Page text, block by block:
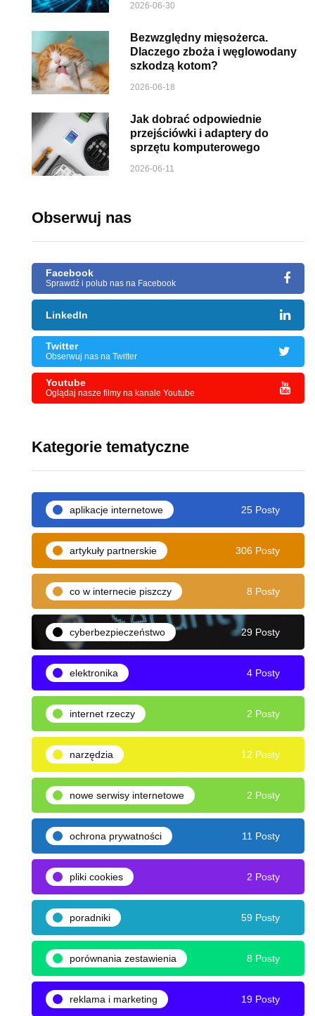
2026-06-30
Bezwzględny mięsożerca.
Dlaczego zboża i węglowodany
szkodzą kotom?
2026-06-18
Jak dobrać odpowiednie
przejściówki i adaptery do
sprzętu komputerowego
2026-06-11
Obserwuj nas
Facebook
Sprawdź i polub nas na Facebook
LinkedIn
Twitter
Obserwuj nas na Twitter
Youtube
Oglądaj nasze filmy na kanale Youtube
Kategorie tematyczne
aplikacje internetowe 25 Posty
artykuły partnerskie 306 Posty
co w internecie piszczy 8 Posty
cyberbezpieczeństwo 29 Posty
elektronika 4 Posty
internet rzeczy 2 Posty
narzędzia 12 Posty
nowe serwisy internetowe 2 Posty
ochrona prywatności 11 Posty
pliki cookies 2 Posty
poradniki 59 Posty
porównania zestawienia 8 Posty
reklama i marketing 19 Posty